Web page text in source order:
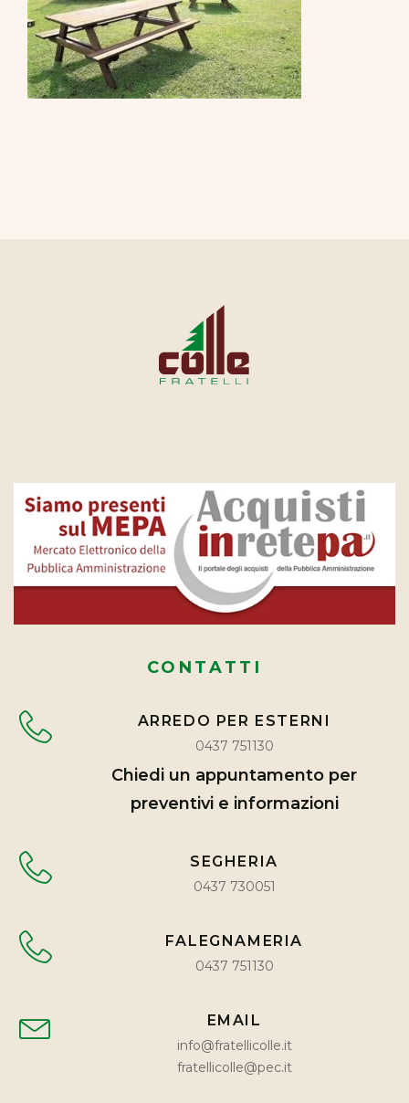
CONTATTI
ARREDO PER ESTERNI
0437 751130
Chiedi un appuntamento per
preventivi e informazioni
SEGHERIA
0437 730051
FALEGNAMERIA
0437 751130
EMAIL
info@fratellicolle.it
fratellicolle@pec.it